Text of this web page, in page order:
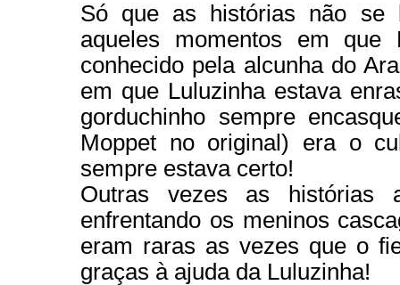
Só que as histórias não se
aqueles momentos em que
conhecido pela alcunha do
em que Luluzinha estava
gorduchinho sempre
Moppet no original) era o
sempre estava certo!
Outras vezes as histórias
enfrentando os meninos
eram raras as vezes que o
graças à ajuda da Luluzinha!